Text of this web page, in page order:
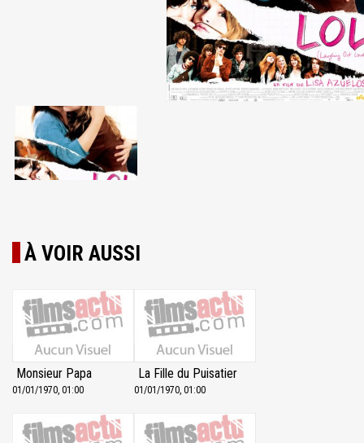
À VOIR AUSSI
Monsieur Papa
01/01/1970, 01:00
La Fille du Puisatier
01/01/1970, 01:00